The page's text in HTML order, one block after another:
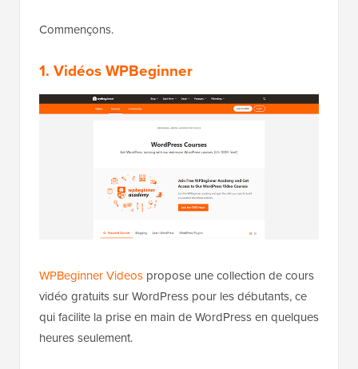
Commençons.
1. Vidéos WPBeginner
WPBeginner Videos propose une collection de cours
vidéo gratuits sur WordPress pour les débutants, ce
qui facilite la prise en main de WordPress en quelques
heures seulement.